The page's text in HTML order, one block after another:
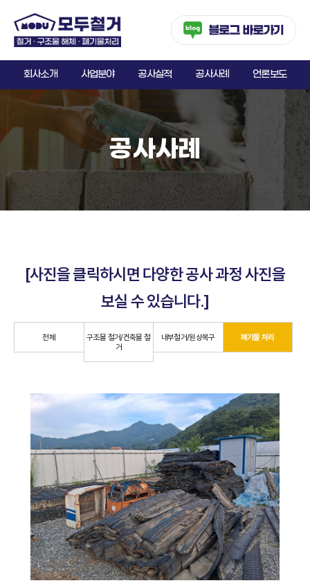
회사소개 사업분야 공사실적 공사사례 언론보도
공사사례
[사진을 클릭하시면 다양한 공사 과정 사진을
보실 수 있습니다.]
전체
구조물 철거/건축물 철
거
내부철거/원상복구 폐기물 처리